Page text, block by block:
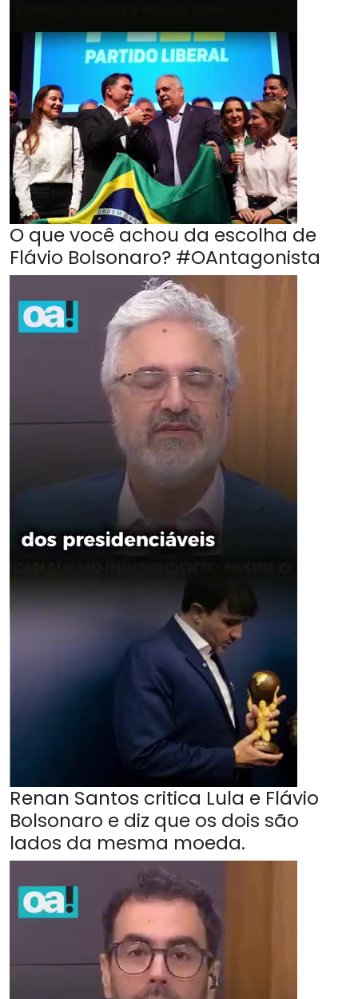
O que você achou da escolha de
Flávio Bolsonaro? #OAntagonista
Renan Santos critica Lula e Flávio
Bolsonaro e diz que os dois são
lados da mesma moeda.